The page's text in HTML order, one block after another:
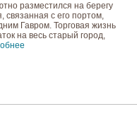
разместился на берегу
связанная с его портом,
Гавром. Торговая жизнь
на весь старый город,